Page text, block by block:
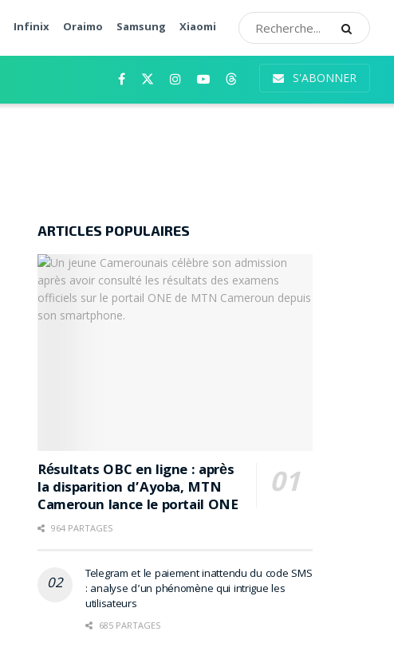
Infinix Oraimo Samsung Xiaomi
S'ABONNER
ARTICLES POPULAIRES
Résultats OBC en ligne : après
la disparition d’Ayoba, MTN
Cameroun lance le portail ONE
964 PARTAGES
Telegram et le paiement inattendu du code SMS
: analyse d’un phénomène qui intrigue les
utilisateurs
685 PARTAGES